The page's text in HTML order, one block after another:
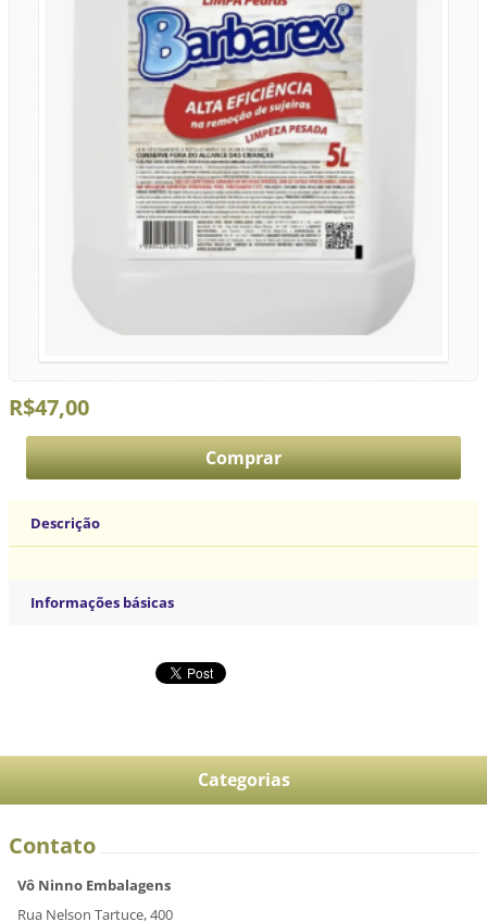
R$47,00
Descrição
Informações básicas
Categorias
Contato
Vô Ninno Embalagens
Rua Nelson Tartuce, 400